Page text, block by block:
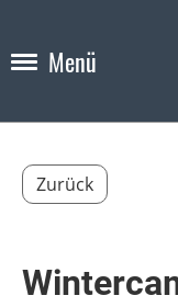
Menü
Zurück